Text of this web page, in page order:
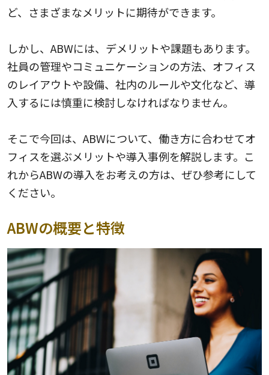
ど、さまざまなメリットに期待ができます。
しかし、ABWには、デメリットや課題もあります。
社員の管理やコミュニケーションの方法、オフィス
のレイアウトや設備、社内のルールや文化など、導
入するには慎重に検討しなければなりません。
そこで今回は、ABWについて、働き方に合わせてオ
フィスを選ぶメリットや導入事例を解説します。こ
れからABWの導入をお考えの方は、ぜひ参考にして
ください。
ABWの概要と特徴